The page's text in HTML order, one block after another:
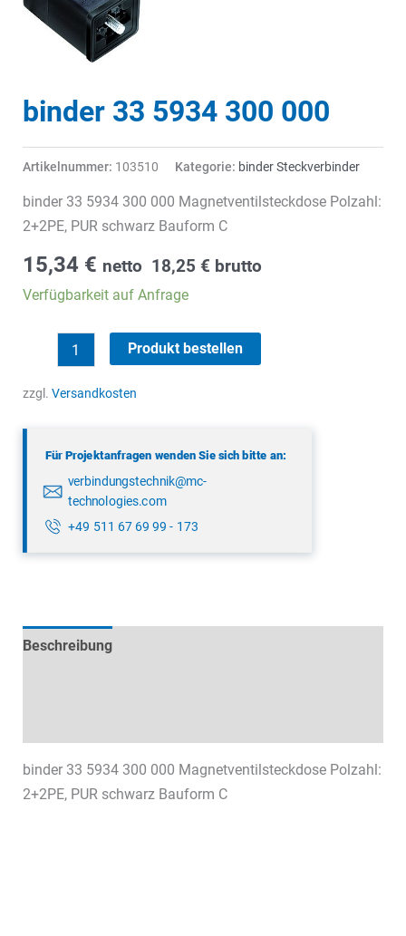
binder 33 5934 300 000
Artikelnummer: 103510 Kategorie: binder Steckverbinder
binder 33 5934 300 000 Magnetventilsteckdose Polzahl:
2+2PE, PUR schwarz Bauform C
15,34 € netto 18,25 € brutto
Verfügbarkeit auf Anfrage
5934
Produkt bestellen
zzgl. Versandkosten
Für Projektanfragen wenden Sie sich bitte an:
verbindungstechnik@mc-
technologies.com
+49 511 67 69 99 - 173
Beschreibung
binder 33 5934 300 000 Magnetventilsteckdose Polzahl:
2+2PE, PUR schwarz Bauform C